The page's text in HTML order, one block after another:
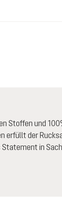
Stoffen und
erfüllt der
in